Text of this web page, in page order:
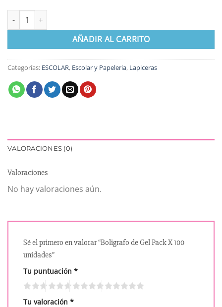
Boligrafo de Gel Pack X 100 unidades cantidad
AÑADIR AL CARRITO
Categorías: ESCOLAR, Escolar y Papeleria, Lapiceras
VALORACIONES (0)
Valoraciones
No hay valoraciones aún.
Sé el primero en valorar “Boligrafo de Gel Pack X 100
unidades”
Tu puntuación *
Tu valoración *